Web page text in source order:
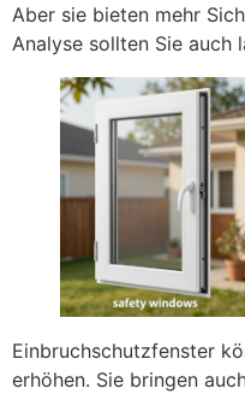
Aber sie bieten mehr
Analyse sollten Sie auch
Einbruchschutzfenster
erhöhen. Sie bringen